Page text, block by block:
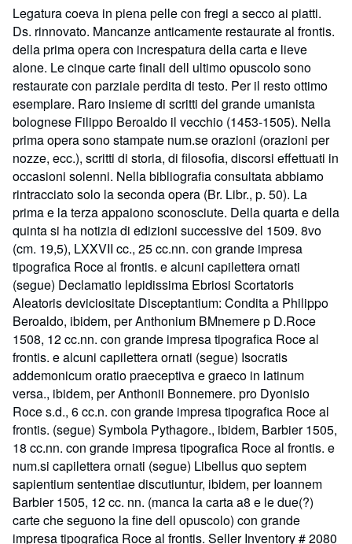
stars
Legatura coeva in piena pelle con fregi a secco ai piatti.
Ds. rinnovato. Mancanze anticamente restaurate al frontis.
della prima opera con increspatura della carta e lieve
alone. Le cinque carte finali dell ultimo opuscolo sono
restaurate con parziale perdita di testo. Per il resto ottimo
esemplare. Raro insieme di scritti del grande umanista
bolognese Filippo Beroaldo il vecchio (1453-1505). Nella
prima opera sono stampate num.se orazioni (orazioni per
nozze, ecc.), scritti di storia, di filosofia, discorsi effettuati in
occasioni solenni. Nella bibliografia consultata abbiamo
rintracciato solo la seconda opera (Br. Libr., p. 50). La
prima e la terza appaiono sconosciute. Della quarta e della
quinta si ha notizia di edizioni successive del 1509. 8vo
(cm. 19,5), LXXVII cc., 25 cc.nn. con grande impresa
tipografica Roce al frontis. e alcuni capilettera ornati
(segue) Declamatio lepidissima Ebriosi Scortatoris
Aleatoris deviciositate Disceptantium: Condita a Philippo
Beroaldo, ibidem, per Anthonium BMnemere p D.Roce
1508, 12 cc.nn. con grande impresa tipografica Roce al
frontis. e alcuni capilettera ornati (segue) Isocratis
addemonicum oratio praeceptiva e graeco in latinum
versa., ibidem, per Anthonii Bonnemere. pro Dyonisio
Roce s.d., 6 cc.n. con grande impresa tipografica Roce al
frontis. (segue) Symbola Pythagore., ibidem, Barbier 1505,
18 cc.nn. con grande impresa tipografica Roce al frontis. e
num.si capilettera ornati (segue) Libellus quo septem
sapientium sententiae discutiuntur, ibidem, per Ioannem
Barbier 1505, 12 cc. nn. (manca la carta a8 e le due(?)
carte che seguono la fine dell opuscolo) con grande
impresa tipografica Roce al frontis. Seller Inventory # 2080